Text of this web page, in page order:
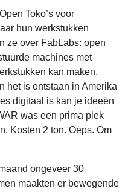
Toko’s voor
hun werkstukken
ze over FabLabs: open
machines met
kan maken.
het is ontstaan in Amerika
digitaal is kan je ideeën
was een prima plek
Kosten 2 ton. Oeps. Om
ongeveer 30
maakten er bewegende